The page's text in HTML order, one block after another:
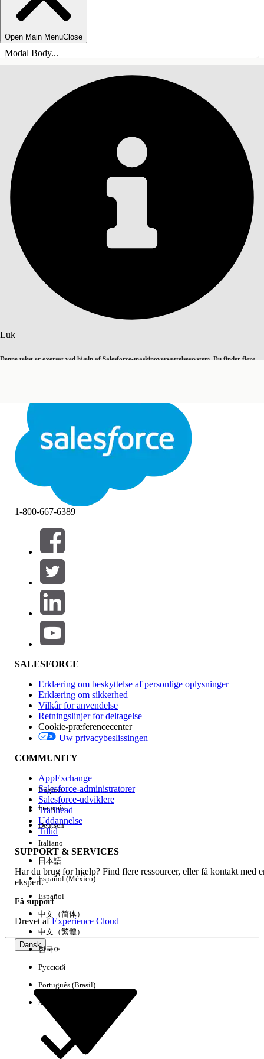
Open Main MenuClose
Modal Body...
Luk
Denne tekst er oversat ved hjælp af Salesforce-maskinoversættelsessystem. Du finder flere
Luk
INDHOLD
Filtre (0)
VÆLG FILTRE
Produktområde
Funktionspåvirkning
Version
Experience
Ryd alle Udført
1-800-667-6389
SALESFORCE
Erklæring om beskyttelse af personlige oplysninger
Erklæring om sikkerhed
Vilkår for anvendelse
Retningslinjer for deltagelse
Cookie-præferencecenter
Uw privacybeslissingen
COMMUNITY
AppExchange
Salesforce-administratorer
Salesforce-udviklere
Trailhead
Uddannelse
Tillid
SUPPORT & SERVICES
Har du brug for hjælp? Find flere ressourcer, eller få kontakt med
ekspert.
Få support
Drevet afExperience Cloud
Dansk
English
Français
Deutsch
Italiano
日本語
Español (México)
Español
中文（简体）
中文（繁體）
한국어
Русский
Português (Brasil)
Suomi